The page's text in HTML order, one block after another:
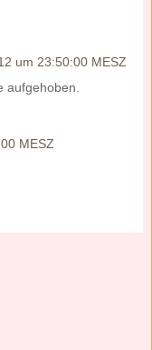
um 23:50:00 MESZ
aufgehoben.
MESZ